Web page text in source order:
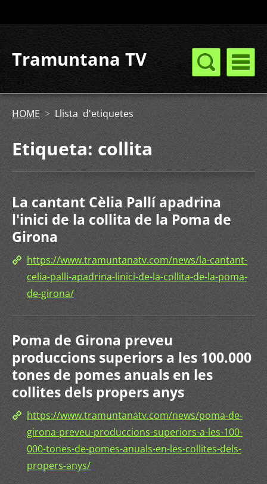
Tramuntana TV
HOME > Llista d'etiquetes
Etiqueta: collita
La cantant Cèlia Pallí apadrina
l'inici de la collita de la Poma de
Girona
https://www.tramuntanatv.com/news/la-cantant-
celia-palli-apadrina-linici-de-la-collita-de-la-poma-
de-girona/
Poma de Girona preveu
produccions superiors a les 100.000
tones de pomes anuals en les
collites dels propers anys
https://www.tramuntanatv.com/news/poma-de-
girona-preveu-produccions-superiors-a-les-100-
000-tones-de-pomes-anuals-en-les-collites-dels-
propers-anys/